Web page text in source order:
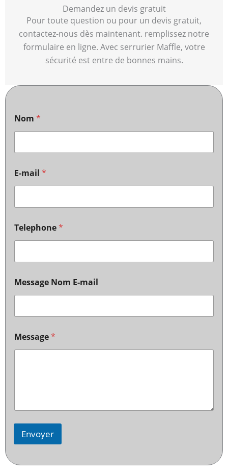
Demandez un devis gratuit
Pour toute question ou pour un devis gratuit,
contactez-nous dès maintenant. remplissez notre
formulaire en ligne. Avec serrurier Maffle, votre
sécurité est entre de bonnes mains.
Nom *
E-mail *
Telephone*
Message Nom E-mail
Message*
Envoyer